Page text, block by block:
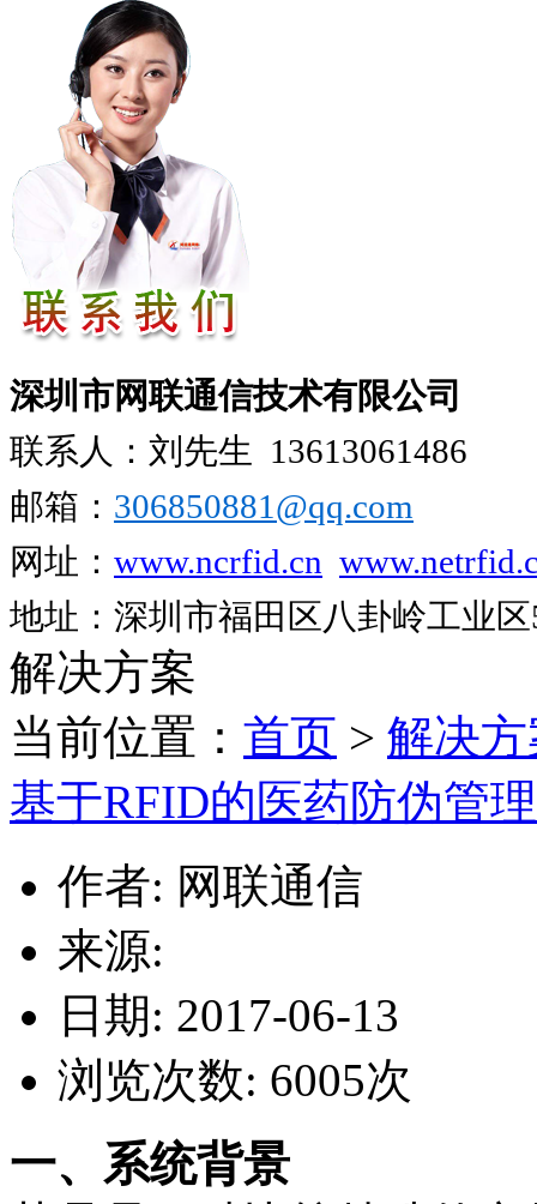
深圳市网联通信技术有限公司
联系人：刘先生 13613061486
邮箱： 306850881​@qq.com
网址： www.ncrfid.cn
地址：深圳市福田区八卦岭工业
解决方案
当前位置： 首页 > 解决
基于RFID的医药防伪管
作者: 网联通信
来源:
日期: 2017-06-13
浏览次数: 6005次
一、系统背景